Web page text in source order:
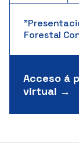
Forestal
Acceso á
virtual →